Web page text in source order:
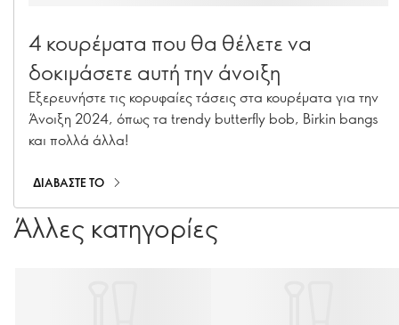
4 κουρέματα που θα θέλετε να
δοκιμάσετε αυτή την άνοιξη
Εξερευνήστε τις κορυφαίες τάσεις στα κουρέματα για την
Άνοιξη 2024, όπως τα trendy butterfly bob, Birkin bangs
και πολλά άλλα!
ΔΙΑΒΑΣΤΕ ΤΟ
Άλλες κατηγορίες